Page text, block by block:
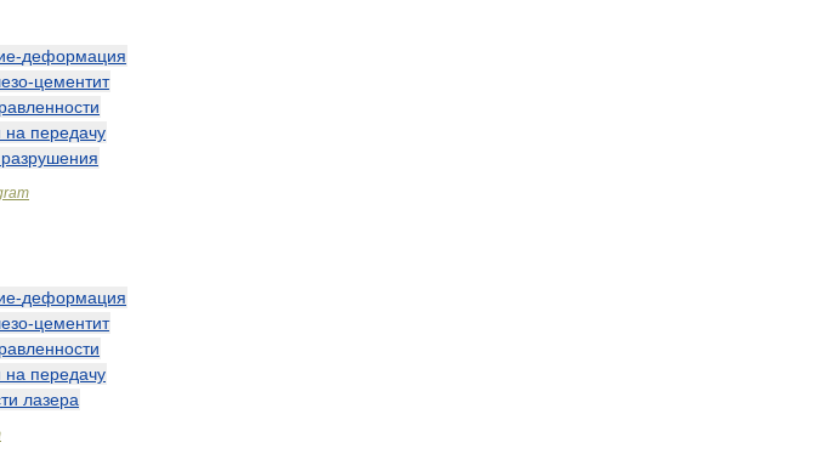
-деформация
-цементит
на передачу
разрушения
-деформация
-цементит
на передачу
лазера